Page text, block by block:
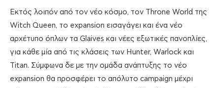
Εκτός λοιπόν από τον νέο κόσμο, τον Throne World της
Witch Queen, το expansion εισαγάγει και ένα νέο
αρχέτυπο όπλων τα Glaives και νέες εξωτικές πανοπλίες,
για κάθε μία από τις κλάσεις των Hunter, Warlock και
Titan. Σύμφωνα δε με την ομάδα ανάπτυξης το νέο
expansion θα προσφέρει το απόλυτο campaign μέχρι